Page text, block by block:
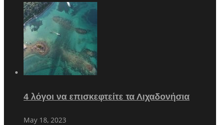
4 λόγοι να επισκεφτείτε τα Λιχαδονήσια
May 18, 2023